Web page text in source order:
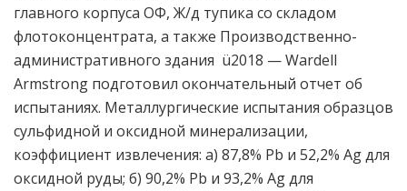
главного корпуса ОФ, Ж/д тупика со складом
флотоконцентрата, а также Производственно-
административного здания ü2018 — Wardell
Armstrong подготовил окончательный отчет об
испытаниях. Металлургические испытания образцов
сульфидной и оксидной минерализации,
коэффициент извлечения: а) 87,8% Pb и 52,2% Ag для
оксидной руды; б) 90,2% Pb и 93,2% Ag для